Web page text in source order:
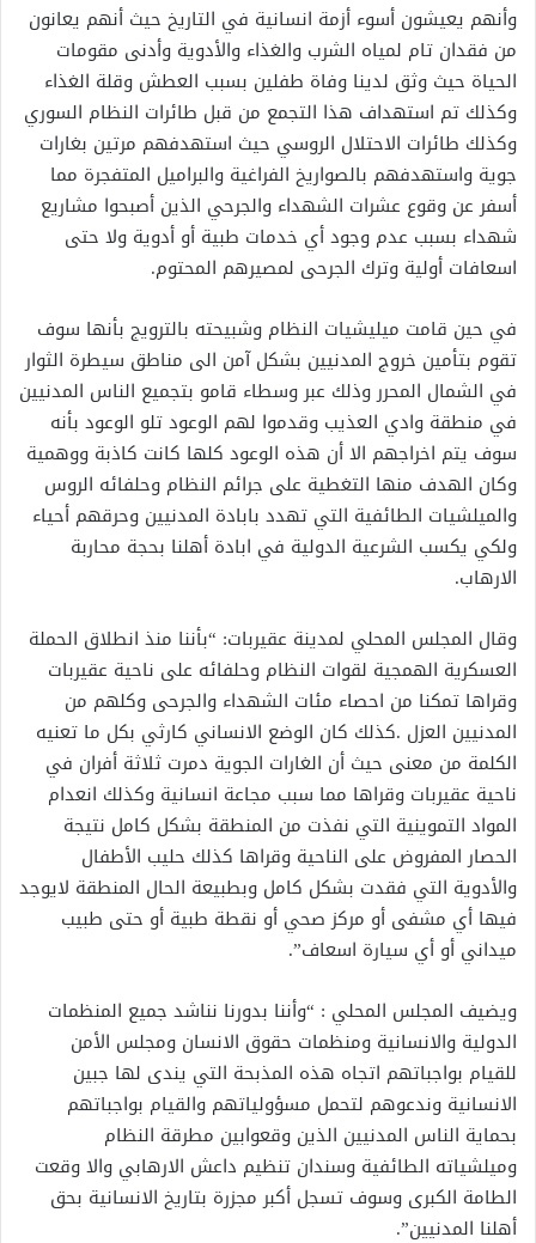
وأنهم يعيشون أسوء أزمة انسانية في التاريخ حيث أنهم يعانون
من فقدان تام لمياه الشرب والغذاء والأدوية وأدنى مقومات
الحياة حيث وثق لدينا وفاة طفلين بسبب العطش وقلة الغذاء
وكذلك تم استهداف هذا التجمع من قبل طائرات النظام السوري
وكذلك طائرات الاحتلال الروسي حيث استهدفهم مرتين بغارات
جوية واستهدفهم بالصواريخ الفراغية والبراميل المتفجرة مما
أسفر عن وقوع عشرات الشهداء والجرحي الذين أصبحوا مشاريع
شهداء بسبب عدم وجود أي خدمات طبية أو أدوية ولا حتى
اسعافات أولية وترك الجرحى لمصيرهم المحتوم.
في حين قامت ميليشيات النظام وشبيحته بالترويج بأنها سوف
تقوم بتأمين خروج المدنيين بشكل آمن الى مناطق سيطرة الثوار
في الشمال المحرر وذلك عبر وسطاء قامو بتجميع الناس المدنيين
في منطقة وادي العذيب وقدموا لهم الوعود تلو الوعود بأنه
سوف يتم اخراجهم الا أن هذه الوعود كلها كانت كاذبة ووهمية
وكان الهدف منها التغطية على جرائم النظام وحلفائه الروس
والميلشيات الطائفية التي تهدد بابادة المدنيين وحرقهم أحياء
ولكي يكسب الشرعية الدولية في ابادة أهلنا بحجة محاربة
الارهاب.
وقال المجلس المحلي لمدينة عقيربات: “بأننا منذ انطلاق الحملة
العسكرية الهمجية لقوات النظام وحلفائه على ناحية عقيربات
وقراها تمكنا من احصاء مئات الشهداء والجرحى وكلهم من
المدنيين العزل .كذلك كان الوضع الانساني كارثي بكل ما تعنيه
الكلمة من معنى حيث أن الغارات الجوية دمرت ثلاثة أفران في
ناحية عقيربات وقراها مما سبب مجاعة انسانية وكذلك انعدام
المواد التموينية التي نفذت من المنطقة بشكل كامل نتيجة
الحصار المفروض على الناحية وقراها كذلك حليب الأطفال
والأدوية التي فقدت بشكل كامل وبطبيعة الحال المنطقة لايوجد
فيها أي مشفى أو مركز صحي أو نقطة طبية أو حتى طبيب
ميداني أو أي سيارة اسعاف”.
ويضيف المجلس المحلي : “وأننا بدورنا نناشد جميع المنظمات
الدولية والانسانية ومنظمات حقوق الانسان ومجلس الأمن
للقيام بواجباتهم اتجاه هذه المذبحة التي يندى لها جبين
الانسانية وندعوهم لتحمل مسؤولياتهم والقيام بواجباتهم
بحماية الناس المدنيين الذين وقعوابين مطرقة النظام
وميلشياته الطائفية وسندان تنظيم داعش الارهابي والا وقعت
الطامة الكبرى وسوف تسجل أكبر مجزرة بتاريخ الانسانية بحق
أهلنا المدنيين”.